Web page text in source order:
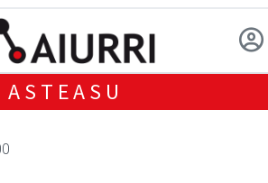
ASTEASU